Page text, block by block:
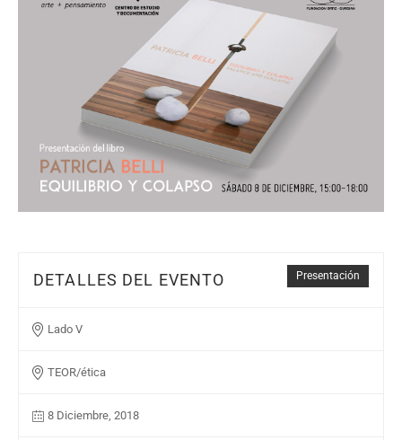
Presentación
DETALLES DEL EVENTO
Lado V
TEOR/ética
8 Diciembre, 2018